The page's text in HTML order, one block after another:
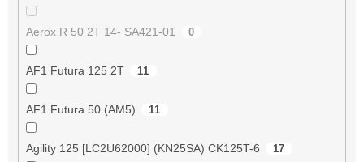
Aerox R 50 2T 14- SA421-01 0
AF1 Futura 125 2T 11
AF1 Futura 50 (AM5) 11
Agility 125 [LC2U62000] (KN25SA) CK125T-6 17